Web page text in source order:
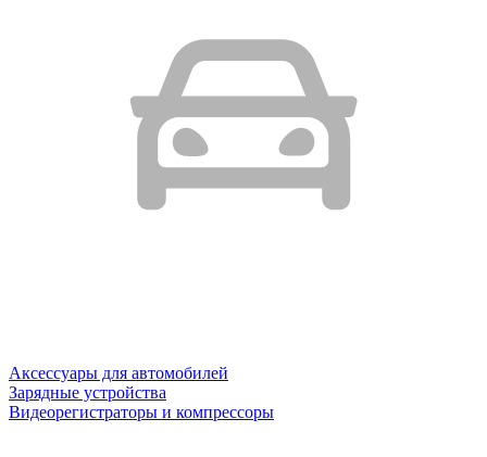
Аксессуары для автомобилей
Зарядные устройства
Видеорегистраторы и компрессоры